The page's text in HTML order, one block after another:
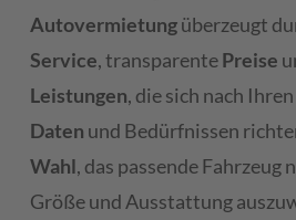
Autovermietungüberzeugt
Service, transparentePreise
Leistungen, die sich nach Ihren
Daten und Bedürfnissen
Wahl, das passende Fahrzeug
Größe und Ausstattung